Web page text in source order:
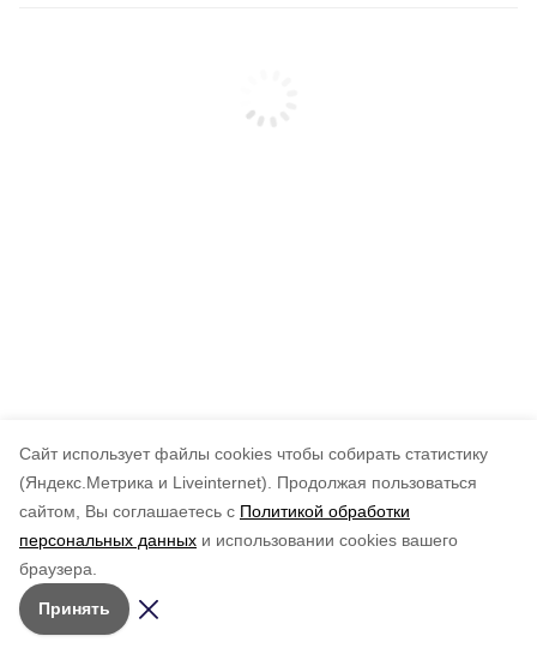
Cайт использует файлы cookies чтобы собирать статистику
(Яндекс.Метрика и Liveinternet).
Продолжая пользоваться
сайтом, Вы соглашаетесь с Политикой обработки
персональных данных и использовании cookies вашего
браузера.
Принять